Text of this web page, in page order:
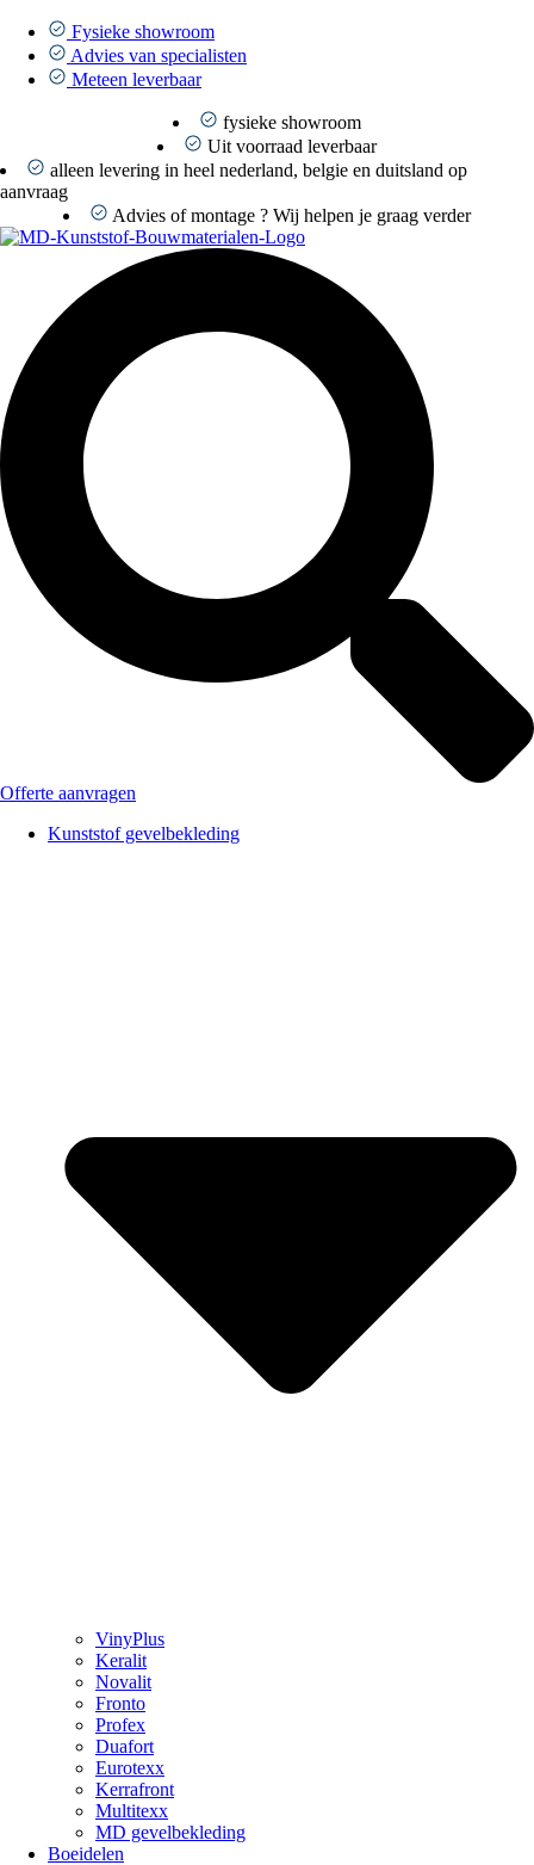
naar
inhoud
Fysieke showroom
Advies van specialisten
Meteen leverbaar
fysieke showroom
Uit voorraad leverbaar
alleen levering in heel nederland, belgie en duitsland op
aanvraag
Advies of montage ? Wij helpen je graag verder
Offerte aanvragen
Kunststof gevelbekleding
VinyPlus
Keralit
Novalit
Fronto
Profex
Duafort
Eurotexx
Kerrafront
Multitexx
MD gevelbekleding
Boeidelen